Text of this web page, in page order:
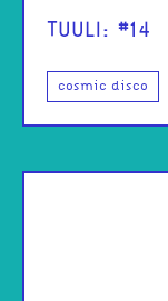
TUULI: #14
cosmic disco